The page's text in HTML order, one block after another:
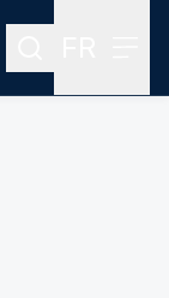
Rechercher